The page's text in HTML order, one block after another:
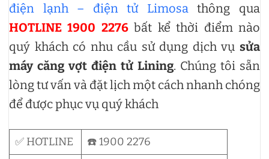
điện lạnh – điện tử Limosathông qua
HOTLINE 1900 2276bất kể thời điểm nào
quý khách có nhu cầu sử dụng dịch vụ sửa
máy căng vợt điện tử Lining. Chúng tôi sẵn
lòng tư vấn và đặt lịch một cách nhanh chóng
để được phục vụ quý khách
✅ HOTLINE
☎️ 1900 2276